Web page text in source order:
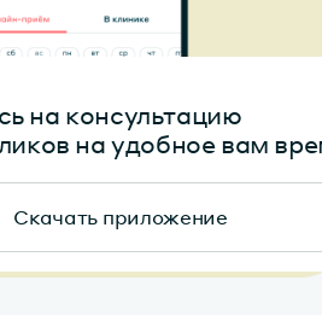
на консультацию
на удобное вам
Скачать приложение